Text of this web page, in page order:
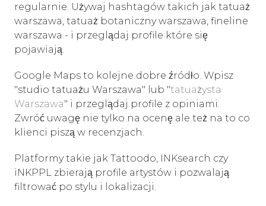
regularnie. Używaj hashtagów takich jak tatuaż
warszawa, tatuaż botaniczny warszawa, fineline
warszawa - i przeglądaj profile które się
pojawiają.
Google Maps to kolejne dobre źródło. Wpisz
"studio tatuażu Warszawa" lub "tatuażysta
Warszawa" i przeglądaj profile z opiniami.
Zwróć uwagę nie tylko na ocenę ale też na to co
klienci piszą w recenzjach.
Platformy takie jak Tattoodo, INKsearch czy
iNKPPL zbierają profile artystów i pozwalają
filtrować po stylu i lokalizacji.